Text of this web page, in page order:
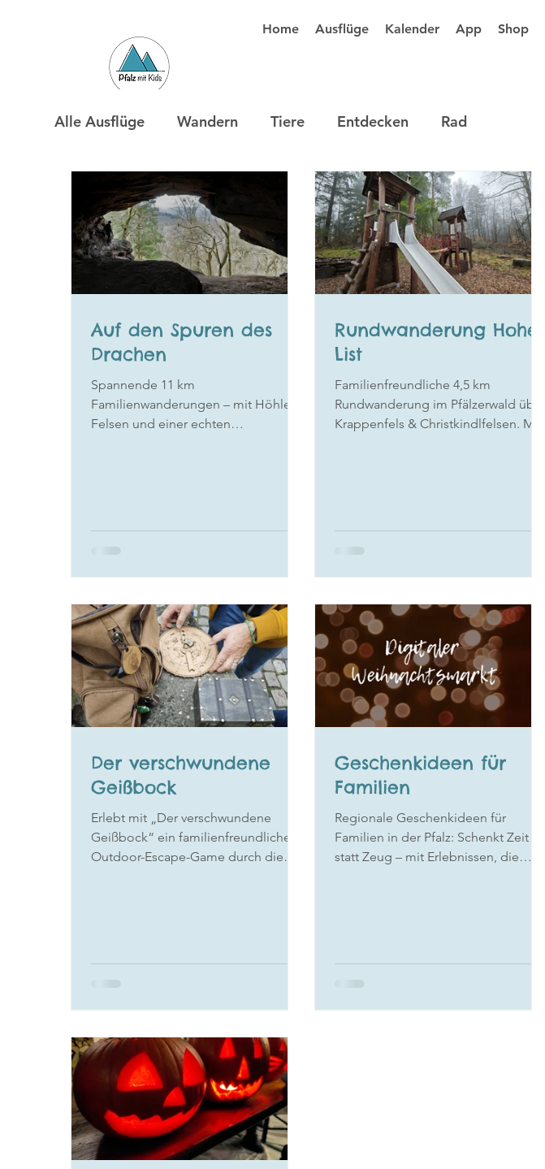
Home Ausflüge Kalender App Shop
Alle Ausflüge Wandern Tiere Entdecken Rad
Auf den Spuren des
Drachen
Spannende 11 km
Familienwanderungen – mit Höhlen,
Felsen und einer echten
Rundwanderung Hohe
List
Familienfreundliche 4,5 km
Rundwanderung im Pfälzerwald über
Krappenfels & Christkindlfelsen. Mit
Der verschwundene
Geißbock
Erlebt mit „Der verschwundene
Geißbock“ ein familienfreundliches
Outdoor-Escape-Game durch die
Geschenkideen für
Familien
Regionale Geschenkideen für
Familien in der Pfalz: Schenkt Zeit
statt Zeug – mit Erlebnissen, die